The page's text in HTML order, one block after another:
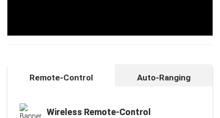
Remote-Control Auto-Ranging
Wireless Remote-Control
Kalibrierungsfunktion